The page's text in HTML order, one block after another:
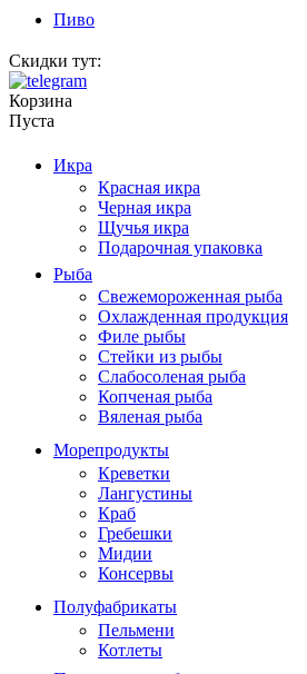
Пиво
Скидки тут:
Корзина
Пуста
Икра
Красная икра
Черная икра
Щучья икра
Подарочная упаковка
Рыба
Свежемороженная рыба
Охлажденная продукция
Филе рыбы
Стейки из рыбы
Слабосоленая рыба
Копченая рыба
Вяленая рыба
Морепродукты
Креветки
Лангустины
Краб
Гребешки
Мидии
Консервы
Полуфабрикаты
Пельмени
Котлеты